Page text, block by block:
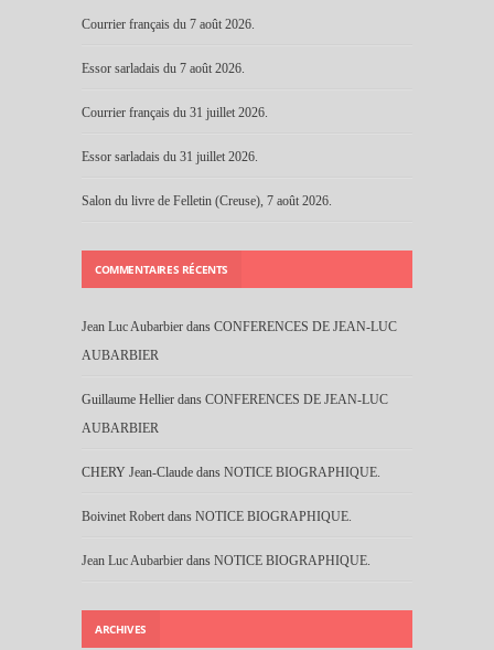
Courrier français du 7 août 2026.
Essor sarladais du 7 août 2026.
Courrier français du 31 juillet 2026.
Essor sarladais du 31 juillet 2026.
Salon du livre de Felletin (Creuse), 7 août 2026.
COMMENTAIRES RÉCENTS
Jean Luc Aubarbier dans CONFERENCES DE JEAN-LUC
AUBARBIER
Guillaume Hellier dans CONFERENCES DE JEAN-LUC
AUBARBIER
CHERY Jean-Claude dans NOTICE BIOGRAPHIQUE.
Boivinet Robert dans NOTICE BIOGRAPHIQUE.
Jean Luc Aubarbier dans NOTICE BIOGRAPHIQUE.
ARCHIVES